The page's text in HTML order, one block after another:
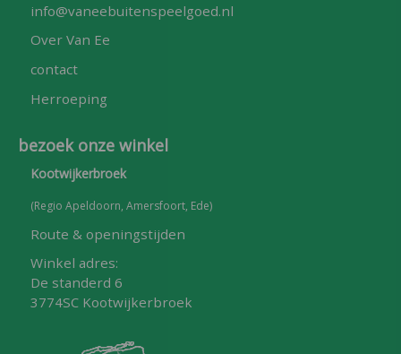
info@vaneebuitenspeelgoed.nl
Over Van Ee
contact
Herroeping
bezoek onze winkel
Kootwijkerbroek
(Regio Apeldoorn, Amersfoort, Ede)
Route & openingstijden
Winkel adres:
De standerd 6
3774SC Kootwijkerbroek